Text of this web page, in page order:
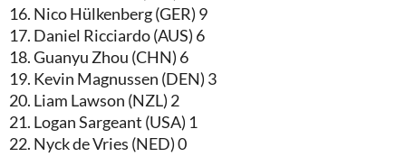
16. Nico Hülkenberg (GER) 9
17. Daniel Ricciardo (AUS) 6
18. Guanyu Zhou (CHN) 6
19. Kevin Magnussen (DEN) 3
20. Liam Lawson (NZL) 2
21. Logan Sargeant (USA) 1
22. Nyck de Vries (NED) 0